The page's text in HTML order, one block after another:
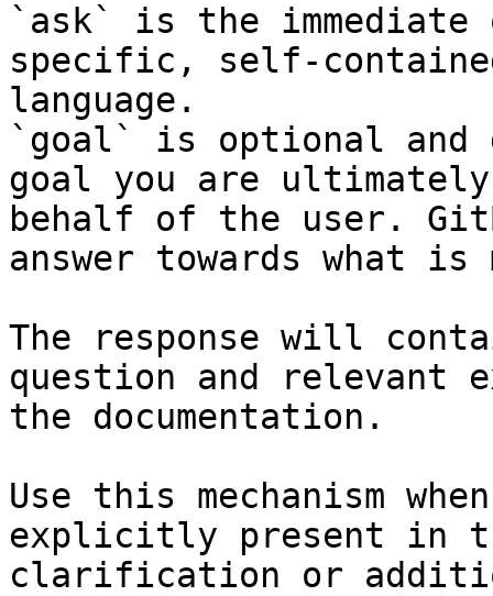
`ask` is the
specific, self-
language.
`goal` is optional and
goal you are
behalf of the user.
answer towards what
The response will
question and relevant
the documentation.
Use this mechanism
explicitly present in
clarification or